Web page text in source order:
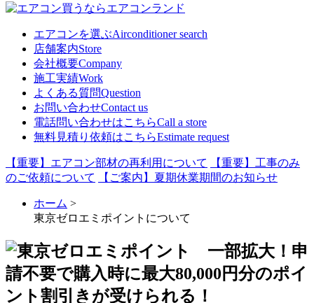
エアコンを選ぶAirconditioner search
店舗案内Store
会社概要Company
施工実績Work
よくある質問Question
お問い合わせContact us
電話問い合わせはこちらCall a store
無料見積り依頼はこちらEstimate request
【重要】エアコン部材の再利用について
【重要】工事のみ
のご依頼について
【ご案内】夏期休業期間のお知らせ
ホーム >
東京ゼロエミポイントについて